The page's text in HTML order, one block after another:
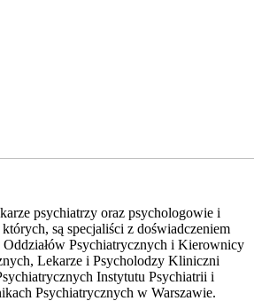
psychiatrzy oraz psychologowie i
są specjaliści z doświadczeniem
Psychiatrycznych i Kierownicy
Lekarze i Psycholodzy Kliniczni
Instytutu Psychiatrii i
Psychiatrycznych w Warszawie.